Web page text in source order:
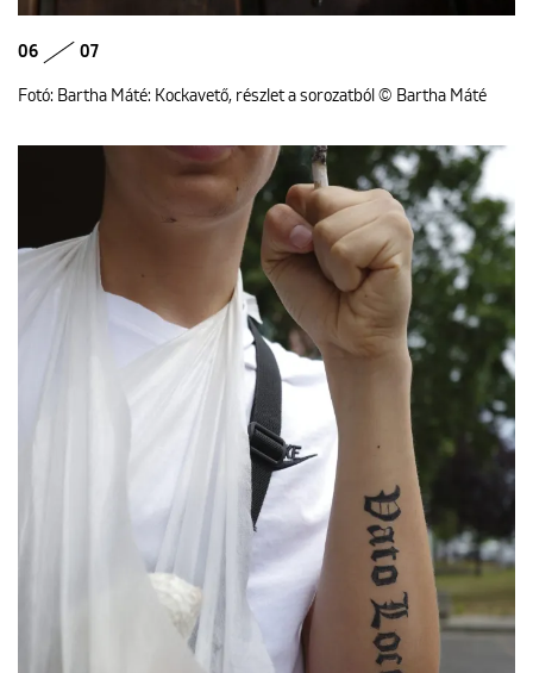
06 07
Fotó: Bartha Máté: Kockavető, részlet a sorozatból © Bartha Máté